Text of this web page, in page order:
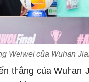
Weiwei của Wuhan
thắng của Wuhan